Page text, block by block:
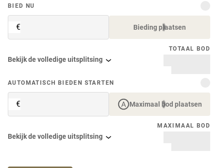
BIED NU
€ Bieding plaatsen
TOTAAL BOD
Bekijk de volledige uitsplitsing
AUTOMATISCH BIEDEN STARTEN
€ Maximaal bod plaatsen
MAXIMAAL BOD
Bekijk de volledige uitsplitsing